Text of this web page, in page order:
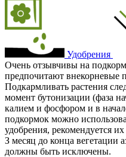
Удобрения
Очень отзывчивы на
предпочитают внекорневые
Подкармливать растения
момент бутонизации (фаза
калием и фосфором и в
подкормок можно
удобрения, рекомендуется их
З месяц до конца вегетации
должны быть исключены.